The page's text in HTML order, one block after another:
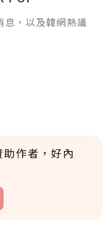
息，以及韓網熱議
作者，好內